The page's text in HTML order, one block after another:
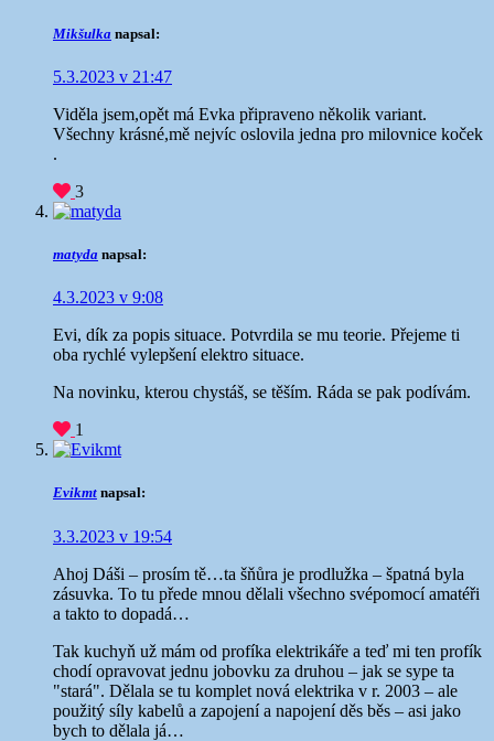
Mikšulka napsal:
5.3.2023 v 21:47
Viděla jsem,opět má Evka připraveno několik variant.
Všechny krásné,mě nejvíc oslovila jedna pro milovnice koček
.
3
matyda napsal:
4.3.2023 v 9:08
Evi, dík za popis situace. Potvrdila se mu teorie. Přejeme ti
oba rychlé vylepšení elektro situace.
Na novinku, kterou chystáš, se těším. Ráda se pak podívám.
1
Evikmt napsal:
3.3.2023 v 19:54
Ahoj Dáši – prosím tě…ta šňůra je prodlužka – špatná byla
zásuvka. To tu přede mnou dělali všechno svépomocí amatéři
a takto to dopadá…
Tak kuchyň už mám od profíka elektrikáře a teď mi ten profík
chodí opravovat jednu jobovku za druhou – jak se sype ta
"stará". Dělala se tu komplet nová elektrika v r. 2003 – ale
použitý síly kabelů a zapojení a napojení děs běs – asi jako
bych to dělala já…